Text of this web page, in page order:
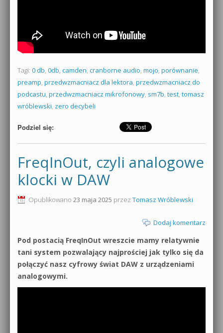
Tagi: 0 db, 0db, camden, cranborne audio, mojo, porównanie,
preamp, przedwzmacniacz dla lektora, przedwzmacniacz do
podcastu, przedwzmacniacz mikrofonowy, sm7b, test, tomasz
wróblewski, zero decybeli
Podziel się:
FreqInOut, czyli analogowe
klocki w DAW
Opublikowano 23 maja 2025 przez Tomasz Wróblewski
Dodaj komentarz
Pod postacią FreqInOut wreszcie mamy relatywnie
tani system pozwalający najprościej jak tylko się da
połączyć nasz cyfrowy świat DAW z urządzeniami
analogowymi.